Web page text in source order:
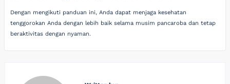
Dengan mengikuti panduan ini, Anda dapat menjaga kesehatan
tenggorokan Anda dengan lebih baik selama musim pancaroba dan tetap
beraktivitas dengan nyaman.